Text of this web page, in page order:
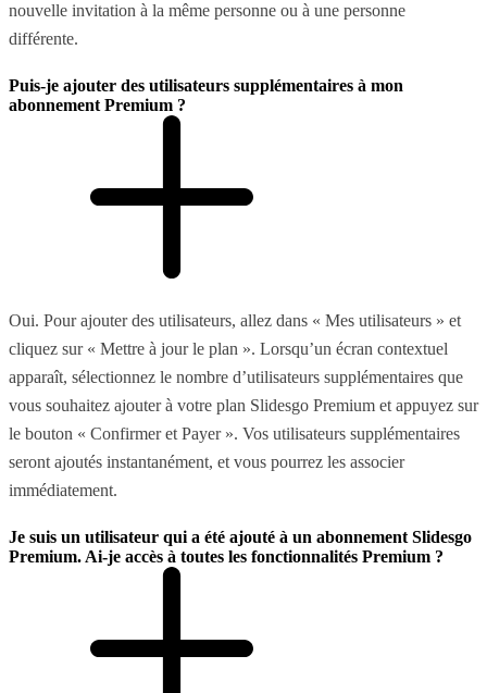
nouvelle invitation à la même personne ou à une personne
différente.
Puis-je ajouter des utilisateurs supplémentaires à mon
abonnement Premium ?
Oui. Pour ajouter des utilisateurs, allez dans « Mes utilisateurs » et
cliquez sur « Mettre à jour le plan ». Lorsqu’un écran contextuel
apparaît, sélectionnez le nombre d’utilisateurs supplémentaires que
vous souhaitez ajouter à votre plan Slidesgo Premium et appuyez sur
le bouton « Confirmer et Payer ». Vos utilisateurs supplémentaires
seront ajoutés instantanément, et vous pourrez les associer
immédiatement.
Je suis un utilisateur qui a été ajouté à un abonnement Slidesgo
Premium. Ai-je accès à toutes les fonctionnalités Premium ?